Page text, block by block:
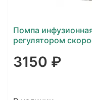
Помпа
регулятором
3150 ₽